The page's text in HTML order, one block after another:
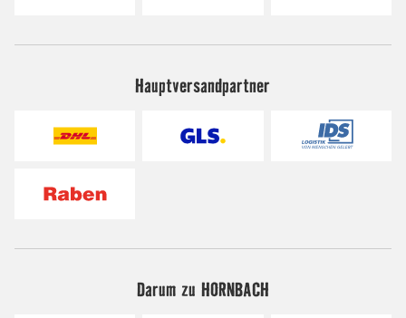
Hauptversandpartner
Darum zu HORNBACH